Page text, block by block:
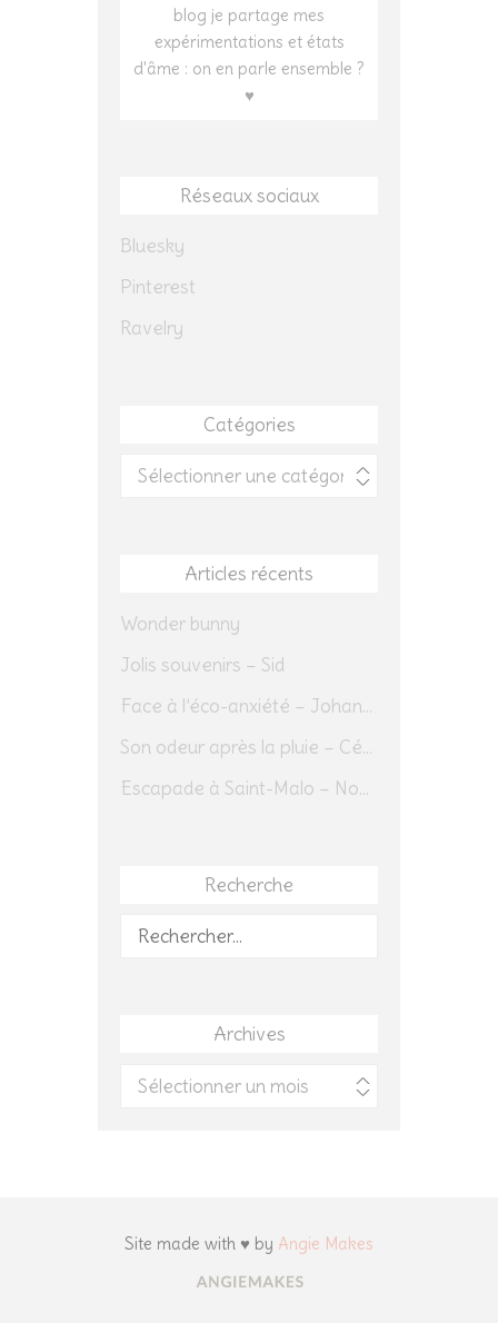
blog je partage mes
expérimentations et états
d'âme : on en parle ensemble ?
♥
Réseaux sociaux
Bluesky
Pinterest
Ravelry
Catégories
Catégories
Articles récents
Wonder bunny
Jolis souvenirs – Sid
Face à l’éco-anxiété – Johannes Herrmann
Son odeur après la pluie – Cédric Sapin-Defour
Escapade à Saint-Malo – Novembre 2025 – Jour 1
Recherche
Rechercher :
Archives
Archives
Site made with ♥ by Angie Makes